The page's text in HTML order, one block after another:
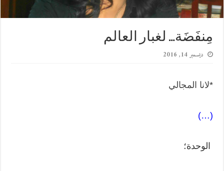
مِنفَضَة… لغبار العالم
ديسمبر 14, 2016
*لانا المجالي
(…)
الوحدة؛